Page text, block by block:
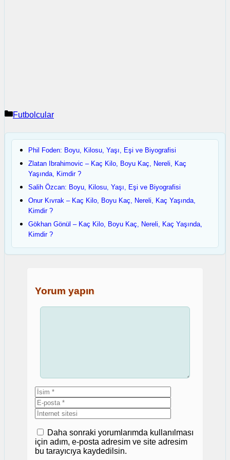
Kategoriler
Futbolcular
Phil Foden: Boyu, Kilosu, Yaşı, Eşi ve Biyografisi
Zlatan Ibrahimovic – Kaç Kilo, Boyu Kaç, Nereli, Kaç
Yaşında, Kimdir ?
Salih Özcan: Boyu, Kilosu, Yaşı, Eşi ve Biyografisi
Onur Kıvrak – Kaç Kilo, Boyu Kaç, Nereli, Kaç Yaşında,
Kimdir ?
Gökhan Gönül – Kaç Kilo, Boyu Kaç, Nereli, Kaç Yaşında,
Kimdir ?
Yorum yapın
Yorum
İsim
posta
sitesi
Daha sonraki yorumlarımda kullanılması
için adım, e-posta adresim ve site adresim
bu tarayıcıya kaydedilsin.